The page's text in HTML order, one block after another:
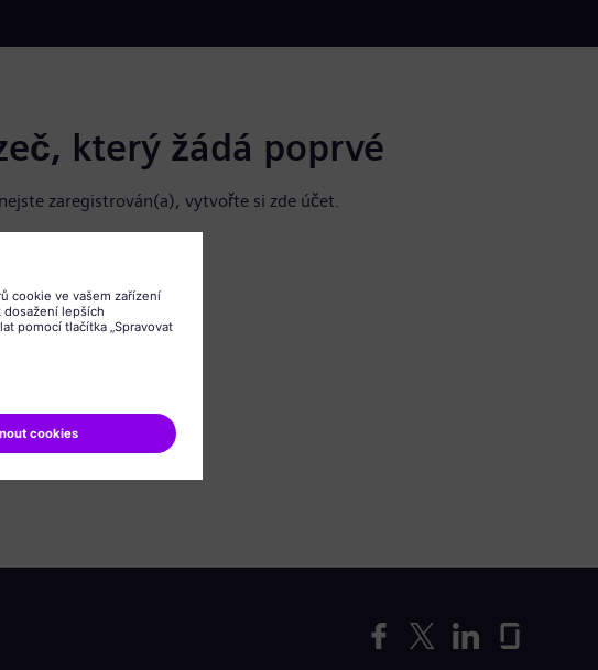
který žádá poprvé
zaregistrován(a), vytvořte si zde účet.